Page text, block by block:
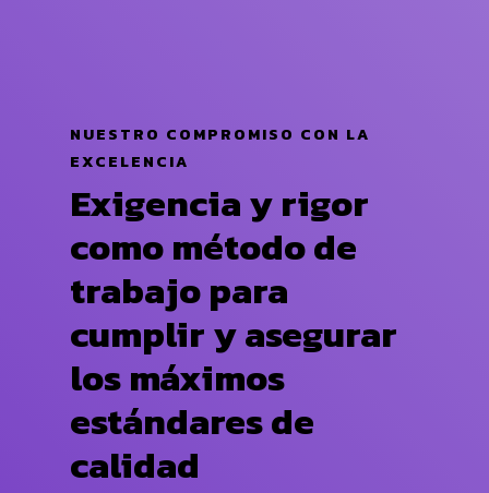
NUESTRO COMPROMISO CON LA
EXCELENCIA
Exigencia y rigor
como método de
trabajo para
cumplir y asegurar
los máximos
estándares de
calidad